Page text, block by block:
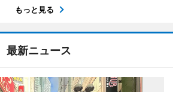
もっと見る
最新ニュース